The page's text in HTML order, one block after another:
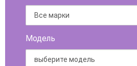
Модель